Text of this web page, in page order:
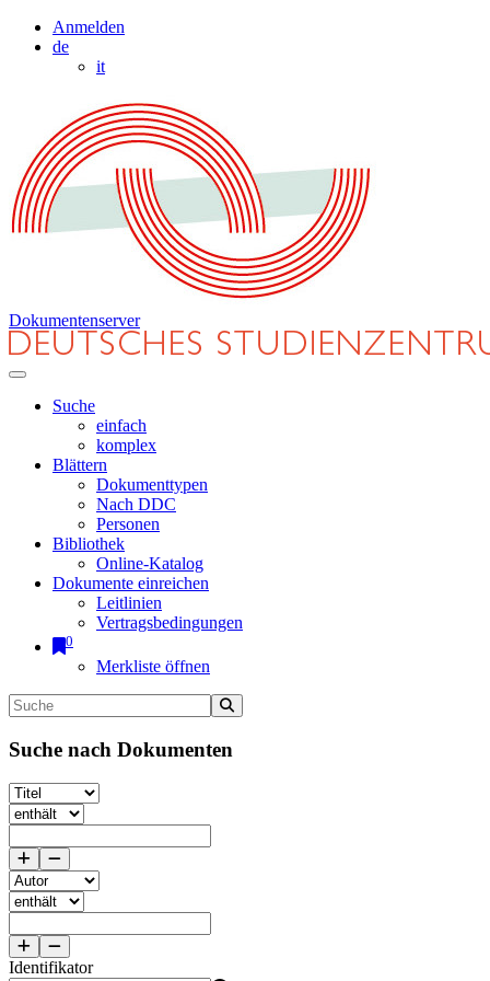
Anmelden
de
it
Dokumentenserver
Suche
einfach
komplex
Blättern
Dokumenttypen
Nach DDC
Personen
Bibliothek
Online-Katalog
Dokumente einreichen
Leitlinien
Vertragsbedingungen
0
Merkliste öffnen
Suche nach Dokumenten
Identifikator